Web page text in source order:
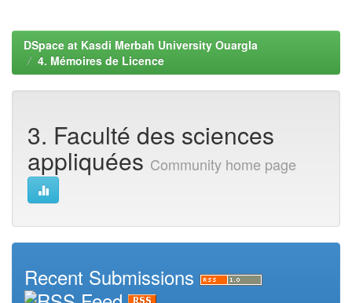
DSpace at Kasdi Merbah University Ouargla
4. Mémoires de Licence
3. Faculté des sciences
appliquées Community home page
Recent Submissions